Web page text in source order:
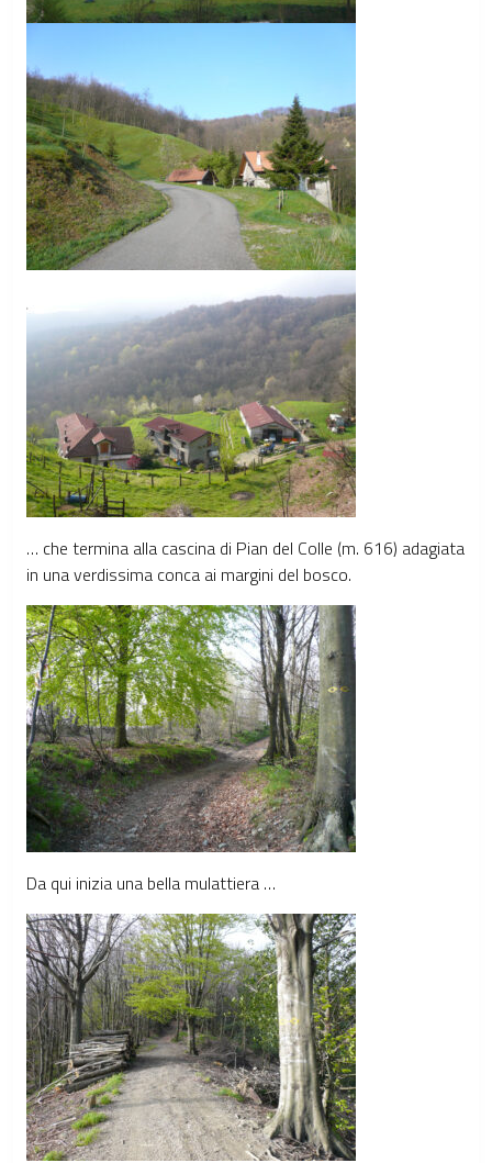
… che termina alla cascina di Pian del Colle (m. 616) adagiata
in una verdissima conca ai margini del bosco.
Da qui inizia una bella mulattiera …